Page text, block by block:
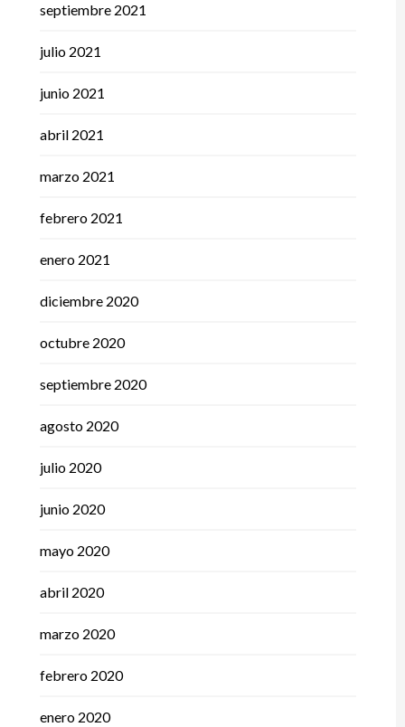
septiembre 2021
julio 2021
junio 2021
abril 2021
marzo 2021
febrero 2021
enero 2021
diciembre 2020
octubre 2020
septiembre 2020
agosto 2020
julio 2020
junio 2020
mayo 2020
abril 2020
marzo 2020
febrero 2020
enero 2020